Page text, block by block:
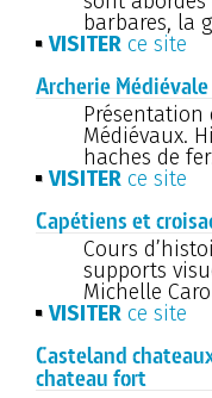
barbares, la
VISITER ce site
Archerie Médiévale
Présentation
Médiévaux.
haches de
VISITER ce site
Capétiens et
Cours
supports
Michelle
VISITER ce site
Casteland
chateau fort